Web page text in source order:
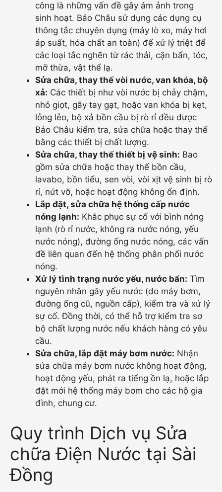
công là những vấn đề gây ám ảnh trong
sinh hoạt. Bảo Châu sử dụng các dụng cụ
thông tắc chuyên dụng (máy lò xo, máy hơi
áp suất, hóa chất an toàn) để xử lý triệt để
các loại tắc nghẽn từ rác thải, cặn bẩn, tóc,
mỡ thừa, vật thể lạ.
Sửa chữa, thay thế vòi nước, van khóa, bộ
xả: Các thiết bị như vòi nước bị chảy chậm,
nhỏ giọt, gãy tay gạt, hoặc van khóa bị kẹt,
lỏng lẻo, bộ xả bồn cầu bị rò rỉ đều được
Bảo Châu kiểm tra, sửa chữa hoặc thay thế
bằng các thiết bị chất lượng.
Sửa chữa, thay thế thiết bị vệ sinh: Bao
gồm sửa chữa hoặc thay thế bồn cầu,
lavabo, bồn tiểu, sen vòi, vòi xịt vệ sinh bị rò
rỉ, nứt vỡ, hoặc hoạt động không ổn định.
Lắp đặt, sửa chữa hệ thống cấp nước
nóng lạnh: Khắc phục sự cố với bình nóng
lạnh (rò rỉ nước, không ra nước nóng, yếu
nước nóng), đường ống nước nóng, các vấn
đề liên quan đến hệ thống phân phối nước
nóng.
Xử lý tình trạng nước yếu, nước bẩn: Tìm
nguyên nhân gây yếu nước (do máy bơm,
đường ống cũ, nguồn cấp), kiểm tra và xử lý
sự cố. Đồng thời, có thể hỗ trợ kiểm tra sơ
bộ chất lượng nước nếu khách hàng có yêu
cầu.
Sửa chữa, lắp đặt máy bơm nước: Nhận
sửa chữa máy bơm nước không hoạt động,
hoạt động yếu, phát ra tiếng ồn lạ, hoặc lắp
đặt mới hệ thống máy bơm cho các hộ gia
đình, chung cư.
Quy trình Dịch vụ Sửa
chữa Điện Nước tại Sài
Đồng